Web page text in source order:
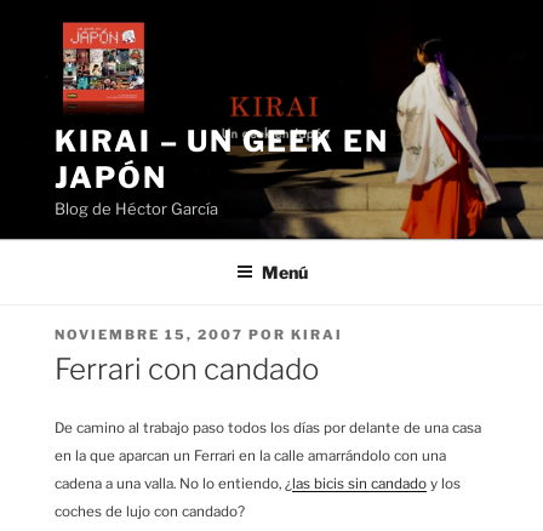
contenido
KIRAI – UN GEEK EN
JAPÓN
Blog de Héctor García
Menú
PUBLICADO
EL
NOVIEMBRE 15, 2007 POR KIRAI
Ferrari con candado
De camino al trabajo paso todos los días por delante de una casa
en la que aparcan un Ferrari en la calle amarrándolo con una
cadena a una valla. No lo entiendo, ¿ las bicis sin candado y los
coches de lujo con candado?